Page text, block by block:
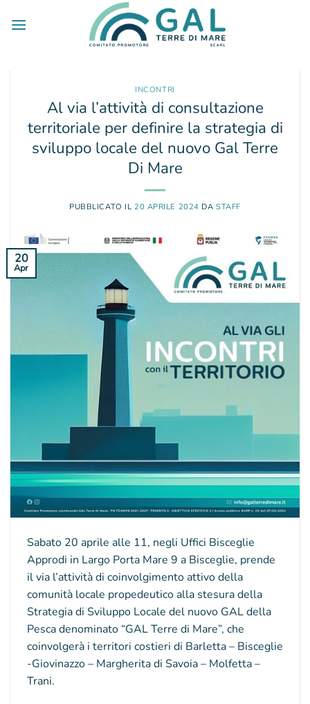
INCONTRI
Al via l’attività di consultazione
territoriale per definire la strategia di
sviluppo locale del nuovo Gal Terre
Di Mare
PUBBLICATO IL 20 APRILE 2024 DASTAFF
20
Apr
Sabato 20 aprile alle 11, negli Uffici Bisceglie
Approdi in Largo Porta Mare 9 a Bisceglie, prende
il via l’attività di coinvolgimento attivo della
comunità locale propedeutico alla stesura della
Strategia di Sviluppo Locale del nuovo GAL della
Pesca denominato “GAL Terre di Mare”, che
coinvolgerà i territori costieri di Barletta – Bisceglie
-Giovinazzo – Margherita di Savoia – Molfetta –
Trani.